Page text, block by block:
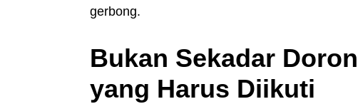
gerbong.
Bukan Sekadar
yang Harus Diikuti